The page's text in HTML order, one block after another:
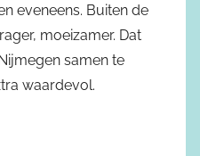
eveneens. Buiten de
moeizamer. Dat
samen te
waardevol.